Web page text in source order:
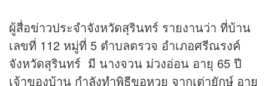
ผู้สื่อข่าวประจำจังหวัดสุรินทร์ รายงานว่า ที่บ้าน
เลขที่ 112 หมู่ที่ 5 ตำบลตรวจ อำเภอศรีณรงค์
จังหวัดสุรินทร์ มี นางจวน ม่วงอ่อน อายุ 65 ปี
เจ้าของบ้าน กำลังทำพิธีขอหวย จากเต่ายักษ์ อายุ